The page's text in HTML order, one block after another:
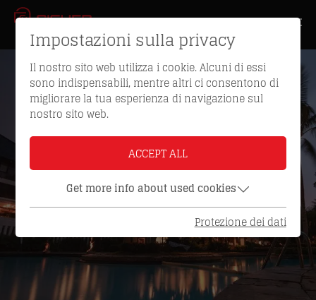
Impostazioni sulla privacy
Il nostro sito web utilizza i cookie. Alcuni di essi
sono indispensabili, mentre altri ci consentono di
migliorare la tua esperienza di navigazione sul
nostro sito web.
ACCEPT ALL
Get more info about used cookies
Protezione dei dati